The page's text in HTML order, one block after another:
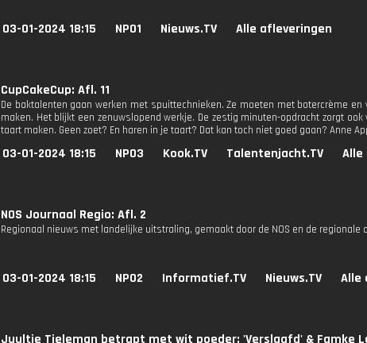
03-01-2024 18:15 NPO1 Nieuws.TV Alle afleveringen
CupCakeCup: Afl. 11
De baktalenten gaan werken met spuittechnieken. Ze moeten met botercrème
maken. Het blijkt een zenuwslopend werkje. De zestig minuten-opdracht zorgt
taart maken. Geen zoet? En haren in je taart? Dat kan toch niet goed gaan? Anne
03-01-2024 18:15 NPO3 Kook.TV Talentenjacht.TV Alle
NOS Journaal Regio: Afl. 2
Regionaal nieuws met landelijke uitstraling, gemaakt door de NOS en de regionale
03-01-2024 18:15 NPO2 Informatief.TV Nieuws.TV Alle
Juultje Tieleman betrapt met wit poeder: 'Verslaafd' & Famke